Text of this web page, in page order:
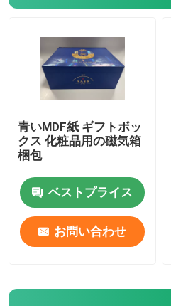
堅いギフト用の箱
折りたたむ紙箱
レッドワインボックス
マカロンの箱
印刷 紙 の 箱
青いMDF紙 ギフトボッ
クス 化粧品用の磁気箱
梱包
ベストプライス
お問い合わせ